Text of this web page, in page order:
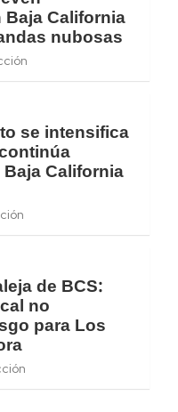
California
nubosas
se intensifica
California
de BCS:
no
para Los